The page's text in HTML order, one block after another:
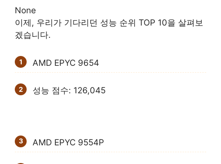
None
이제, 우리가 기다리던 성능 순위 TOP 10을 살펴보
겠습니다.
AMD EPYC 9654
성능 점수: 126,045
AMD EPYC 9554P